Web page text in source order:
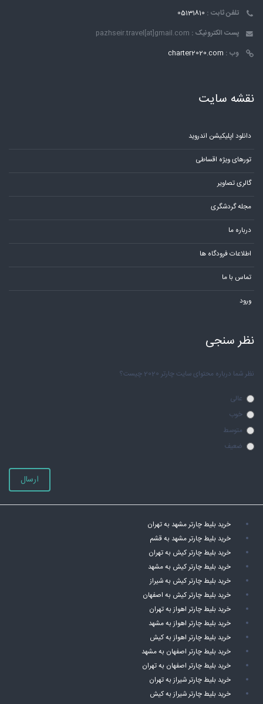
تلفن ثابت : 05131810
پست الکترونیک : pazhseir.travel[at]gmail.com
وب : charter2020.com
نقشه سایت
دانلود اپلیکیشن اندروید
تورهای ویژه اقساطی
گالری تصاویر
مجله گردشگری
درباره ما
اطلاعات فرودگاه ها
تماس با ما
ورود
نظر سنجی
نظر شما درباره محتوای سایت چارتر 2020 چیست؟
عالی
خوب
متوسط
ضعیف
ارسال
خرید بلیط چارتر مشهد به تهران
خرید بلیط چارتر مشهد به قشم
خرید بلیط چارتر کیش به تهران
خرید بلیط چارتر کیش به مشهد
خرید بلیط چارتر کیش به شیراز
خرید بلیط چارتر کیش به اصفهان
خرید بلیط چارتر اهواز به تهران
خرید بلیط چارتر اهواز به مشهد
خرید بلیط چارتر اهواز به کیش
خرید بلیط چارتر اصفهان به مشهد
خرید بلیط چارتر اصفهان به تهران
خرید بلیط چارتر شیراز به تهران
خرید بلیط چارتر شیراز به کیش